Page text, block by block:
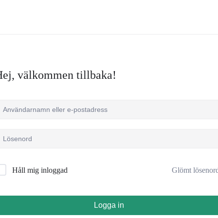
välkommen tillbaka!
Håll mig inloggad Glömt
Logga in